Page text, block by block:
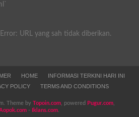
URL yang sah tidak diberikan.
HOME
INFORMASI TERKINI HARI INI
POLICY TERMS AND CONDITIONS
Theme by Topoin.com, powered Pugur.com,
- Iklans.com.